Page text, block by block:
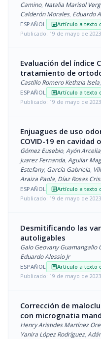
Camino, Natalia Marisol
Calderón Morales, Eduardo
ESPAÑOL articleArtículo a texto
Publicado: 19 de mayo de 2023
Evaluación del índice
tratamiento de
Castillo Romero Kethzia Isela,
ESPAÑOL articleArtículo a texto
Publicado: 19 de mayo de 2023
Enjuagues de uso
COVID-19 en
Gómez Eusebio, Ayón Arcelia
Juarez Fernanda, Aguilar
Estefany, García Gabriela,
Araiza Paola, Díaz Rosas
ESPAÑOL articleArtículo a texto
Publicado: 19 de mayo de 2023
Desmitificando las
autoligables
Galo Geovany Guamangallo
Eduardo Alessio Jr
ESPAÑOL articleArtículo a texto
Publicado: 19 de mayo de 2023
Corrección de
con micrognatia
Henry Aristides Martínez
Yanira López Rodríguez,